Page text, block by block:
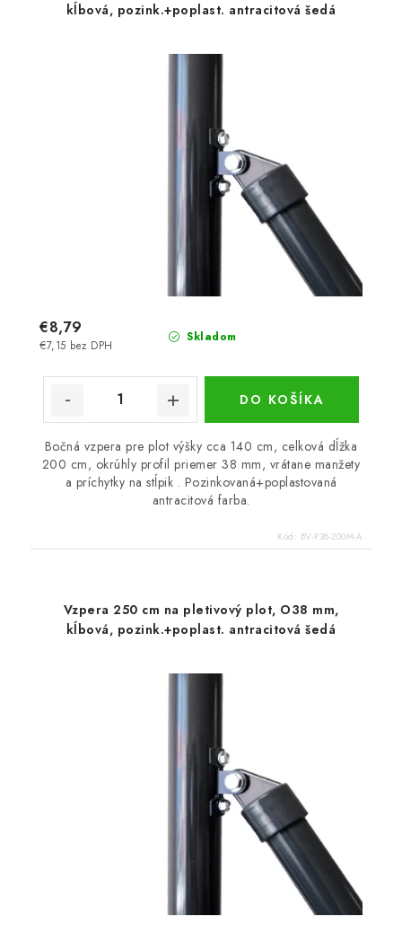
kĺbová, pozink.+poplast. antracitová šedá
Skladom
€7,15 bez DPH
€8,79
DO KOŠÍKA
Bočná vzpera pre plot výšky cca 140 cm, celková dĺžka
200 cm, okrúhly profil priemer 38 mm, vrátane manžety
a príchytky na stĺpik . Pozinkovaná+poplastovaná
antracitová farba.
Kód: BV-P38-200M-A
Vzpera 250 cm na pletivový plot, O38 mm,
kĺbová, pozink.+poplast. antracitová šedá